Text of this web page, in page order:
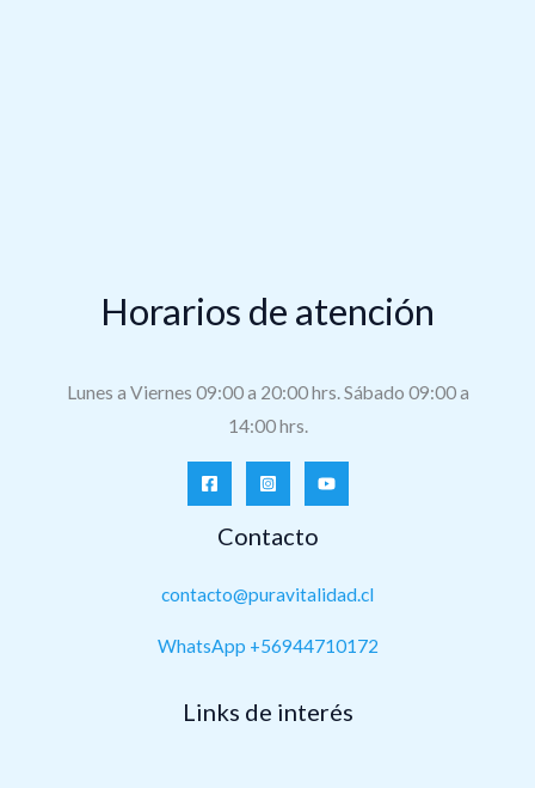
Horarios de atención
Lunes a Viernes 09:00 a 20:00 hrs. Sábado 09:00 a
14:00 hrs.
Contacto
contacto@puravitalidad.cl
WhatsApp +56944710172
Links de interés